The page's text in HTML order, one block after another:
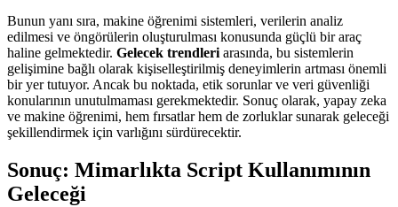
Bunun yanı sıra, makine öğrenimi sistemleri, verilerin analiz
edilmesi ve öngörülerin oluşturulması konusunda güçlü bir araç
haline gelmektedir. Gelecek trendleri arasında, bu sistemlerin
gelişimine bağlı olarak kişiselleştirilmiş deneyimlerin artması önemli
bir yer tutuyor. Ancak bu noktada, etik sorunlar ve veri güvenliği
konularının unutulmaması gerekmektedir. Sonuç olarak, yapay zeka
ve makine öğrenimi, hem fırsatlar hem de zorluklar sunarak geleceği
şekillendirmek için varlığını sürdürecektir.
Sonuç: Mimarlıkta Script Kullanımının
Geleceği